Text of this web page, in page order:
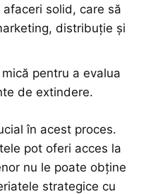
solid, care să
distribuție și
pentru a evalua
de extindere.
în acest proces.
pot oferi acces la
nu le poate obține
strategice cu